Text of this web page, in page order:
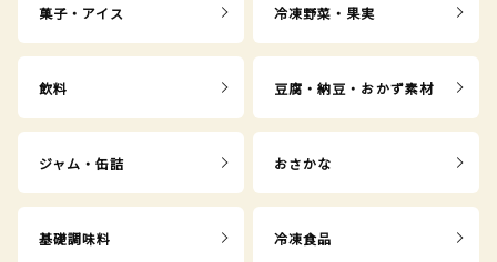
菓子・アイス 冷凍野菜・果実
飲料 豆腐・納豆・おかず素材
ジャム・缶詰 おさかな
基礎調味料 冷凍食品